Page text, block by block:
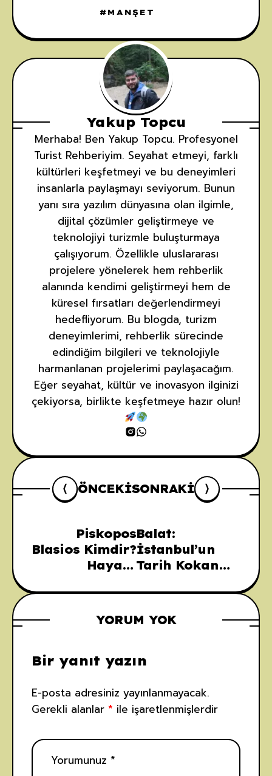
MANŞET
Yakup Topcu
Merhaba! Ben Yakup Topcu. Profesyonel
Turist Rehberiyim. Seyahat etmeyi, farklı
kültürleri keşfetmeyi ve bu deneyimleri
insanlarla paylaşmayı seviyorum. Bunun
yanı sıra yazılım dünyasına olan ilgimle,
dijital çözümler geliştirmeye ve
teknolojiyi turizmle buluşturmaya
çalışıyorum. Özellikle uluslararası
projelere yönelerek hem rehberlik
alanında kendimi geliştirmeyi hem de
küresel fırsatları değerlendirmeyi
hedefliyorum. Bu blogda, turizm
deneyimlerimi, rehberlik sürecinde
edindiğim bilgileri ve teknolojiyle
harmanlanan projelerimi paylaşacağım.
Eğer seyahat, kültür ve inovasyon ilginizi
çekiyorsa, birlikte keşfetmeye hazır olun!
ÖNCEKISONRAKI
Piskopos
Blasios Kimdir?
Hayatı,
Efsaneleri
Balat:
İstanbul’un
Tarih Kokan
Gezilecek
Yerler Rehberi
YORUM YOK
Bir yanıt yazın
E-posta adresiniz yayınlanmayacak.
Gerekli alanlar * ile işaretlenmişlerdir